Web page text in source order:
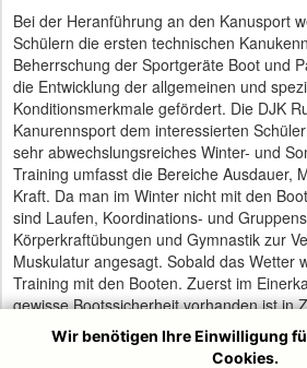
Bei der Heranführung an den Kanusport
Schülern die ersten technischen
Beherrschung der Sportgeräte Boot und
die Entwicklung der allgemeinen und
Konditionsmerkmale gefördert. Die DJK
Kanurennsport dem interessierten
sehr abwechslungsreiches Winter- und
Training umfasst die Bereiche Ausdauer,
Kraft. Da man im Winter nicht mit den
sind Laufen, Koordinations- und
Körperkraftübungen und Gymnastik zur
Muskulatur angesagt. Sobald das Wetter
Training mit den Booten. Zuerst im
gewisse Bootssicherheit vorhanden ist in
Vierermannschaftsbooten. Kanurennsport
der frischen Luft betrieben wird und
Wir benötigen Ihre Einwilligung
Cookies.